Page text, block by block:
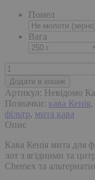
Помел
Вага
Кенія
Jane
Kamau
—
Мита
Фільтр
кількість
Додати в кошик
Артикул: Невідомо
Позначки: кава Кенія,
фільтр, мита кава
Опис
Кава Кенія мита для
лот з ягідними та
Chemex та